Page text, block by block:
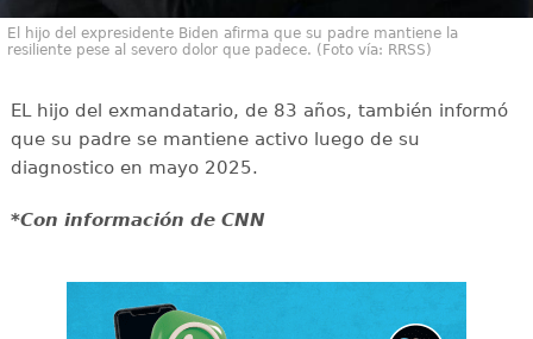
El hijo del expresidente Biden afirma que su padre mantiene la
resiliente pese al severo dolor que padece. (Foto vía: RRSS)
EL hijo del exmandatario, de 83 años, también informó
que su padre se mantiene activo luego de su
diagnostico en mayo 2025.
*Con información de CNN